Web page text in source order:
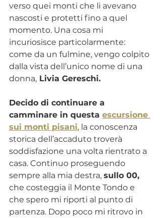
verso quei monti che li avevano
nascosti e protetti fino a quel
momento. Una cosa mi
incuriosisce particolarmente:
come da un fulmine, vengo colpito
dalla vista dell’unico nome di una
donna, Livia Gereschi.
Decido di continuare a
camminare in questa escursione
sui monti pisani, la conoscenza
storica dell’accaduto troverà
soddisfazione una volta rientrato a
casa. Continuo proseguendo
sempre alla mia destra, sullo 00,
che costeggia il Monte Tondo e
che spero mi riporti al punto di
partenza. Dopo poco mi ritrovo in